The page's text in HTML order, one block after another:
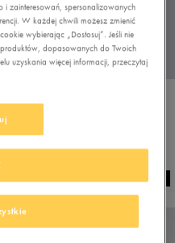
PROMO: DO -30%
119,99 zł
zł
54,00 zł
NEW
zainteresowań, spersonalizowanych
W każdej chwili możesz zmienić
wybierając „Dostosuj”. Jeśli nie
dopasowanych do Twoich
uzyskania więcej informacji, przeczytaj